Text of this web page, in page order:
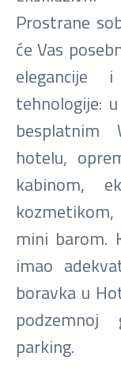
Prostrane
će Vas
elegancije
tehnologije:
hotelu,
kabinom,
mini barom.
imao
boravka u
podzemnoj
parking.